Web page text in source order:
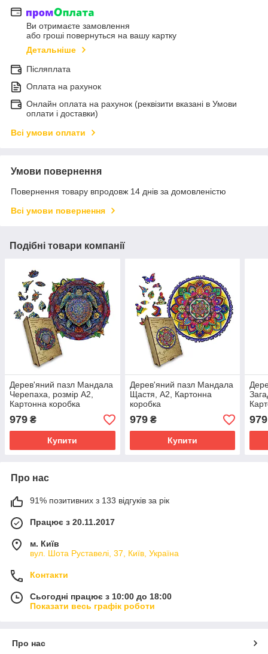
Ви отримаєте замовлення
або гроші повернуться на вашу картку
Детальніше
Післяплата
Оплата на рахунок
Онлайн оплата на рахунок (реквізити вказані в Умови
оплати і доставки)
Всі умови оплати
Умови повернення
Повернення товару впродовж 14 днів за домовленістю
Всі умови повернення
Подібні товари компанії
Дерев'яний пазл Мандала
Черепаха, розмір А2,
Картонна коробка
979 ₴
Купити
Дерев'яний пазл Мандала
Щастя, А2, Картонна
коробка
979₴
Купити
979
Про нас
91% позитивних з 133 відгуків за рік
Працює з 20.11.2017
м. Київ
вул. Шота Руставелі, 37, Київ, Україна
Контакти
Сьогодні працює з 10:00 до 18:00
Показати весь графік роботи
Про нас